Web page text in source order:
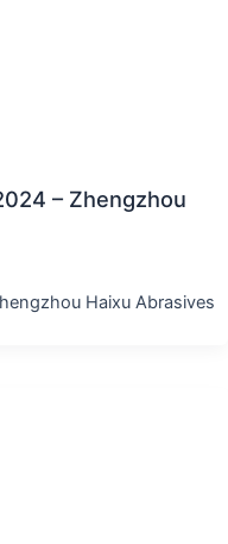
– Zhengzhou
Haixu Abrasives